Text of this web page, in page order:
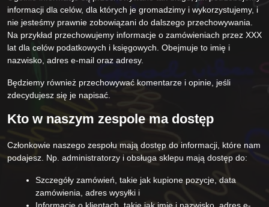
informacji dla celów, dla których je gromadzimy i wykorzystujemy, i
nie jesteśmy prawnie zobowiązani do dalszego przechowywania.
Na przykład przechowujemy informacje o zamówieniach przez XXX
lat dla celów podatkowych i księgowych. Obejmuje to imię i
nazwisko, adres e-mail oraz adresy.
Będziemy również przechowywać komentarze i opinie, jeśli
zdecydujesz się je napisać.
Kto w naszym zespole ma dostęp
Członkowie naszego zespołu mają dostęp do informacji, które nam
podajesz. Np. administratorzy i obsługa sklepu mają dostęp do:
Szczegóły zamówień, takie jak kupione pozycje, data
zamówienia, adres wysyłki i